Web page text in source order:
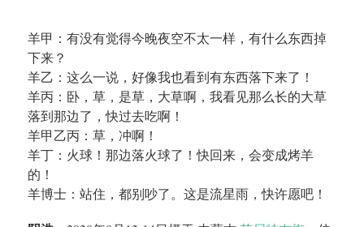
羊甲：有没有觉得今晚夜空不太一样，有什么东西掉
下来？
羊乙：这么一说，好像我也看到有东西落下来了！
羊丙：卧，草，是草，大草啊，我看见那么长的大草
落到那边了，快过去吃啊！
羊甲乙丙：草，冲啊！
羊丁：火球！那边落火球了！快回来，会变成烤羊
的！
羊博士：站住，都别吵了。这是流星雨，快许愿吧！